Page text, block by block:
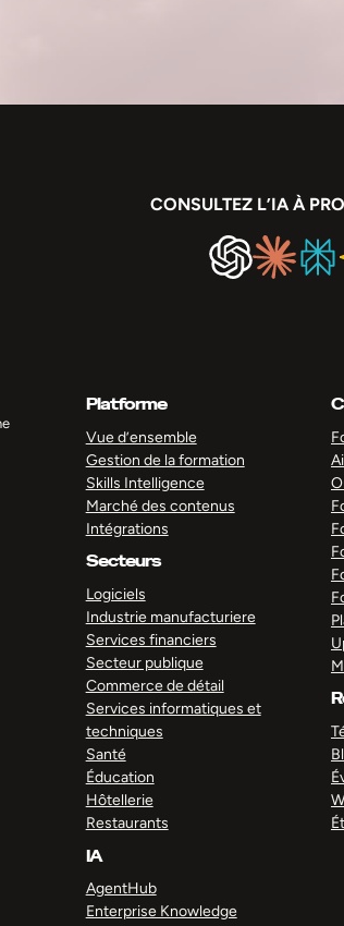
CONSULTEZ L’IA À
Platforme
Vue d’ensemble
Gestion de la formation
Skills Intelligence
Marché des contenus
Intégrations
Secteurs
Logiciels
Industrie manufacturiere
Services financiers
Secteur publique
Commerce de détail
Services informatiques et
techniques
Santé
Éducation
Hôtellerie
Restaurants
IA
AgentHub
Enterprise Knowledge